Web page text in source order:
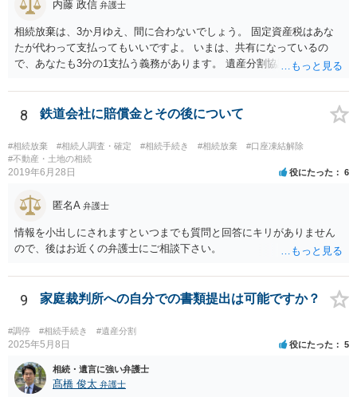
内藤 政信 弁護士
相続放棄は、3か月ゆえ、間に合わないでしょう。 固定資産税はあな
たが代わって支払ってもいいですよ。 いまは、共有になっているの
で、あなたも3分の1支払う義務があります。 遺産分割協議をして、不
払い義務があります。
8 鉄道会社に賠償金とその後について
#相続放棄 #相続人調査・確定 #相続手続き #相続放棄
#口座凍結解除
#不動産・土地の相続
2019年6月28日 役にたった 6
匿名A 弁護士
情報を小出しにされますといつまでも質問と回答にキリがありません
ので、後はお近くの弁護士にご相談下さい。
9 家庭裁判所への自分での書類提出は可能ですか？
#調停 #相続手続き #遺産分割
2025年5月8日 役にたった 5
相続・遺言に強い弁護士
髙橋 俊太 弁護士